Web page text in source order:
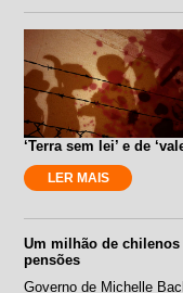
‘Terra sem lei’ e de
LER MAIS
Um milhão de
pensões
Governo de Michelle